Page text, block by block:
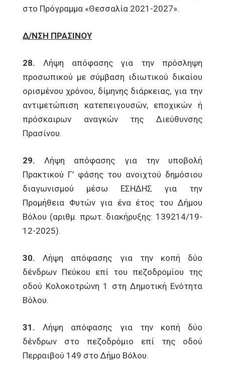
στο Πρόγραμμα «Θεσσαλία 2021-2027».
Δ/ΝΣΗ ΠΡΑΣΙΝΟΥ
28. Λήψη απόφασης για την πρόσληψη
προσωπικού με σύμβαση ιδιωτικού δικαίου
ορισμένου χρόνου, δίμηνης διάρκειας, για την
αντιμετώπιση κατεπειγουσών, εποχικών ή
πρόσκαιρων αναγκών της Διεύθυνσης
Πρασίνου.
29. Λήψη απόφασης για την υποβολή
Πρακτικού Γ’ φάσης του ανοιχτού δημόσιου
διαγωνισμού μέσω ΕΣΗΔΗΣ για την
Προμήθεια Φυτών για ένα έτος του Δήμου
Βόλου (αριθμ. πρωτ. διακήρυξης: 139214/19-
12-2025).
30. Λήψη απόφασης για την κοπή δύο
δένδρων Πεύκου επί του πεζοδρομίου της
οδού Κολοκοτρώνη 1 στη Δημοτική Ενότητα
Βόλου.
31.Λήψη απόφασης για την κοπή δύο
δένδρων στο πεζοδρόμιο επί της οδού
Περραιβού 149 στο Δήμο Βόλου.